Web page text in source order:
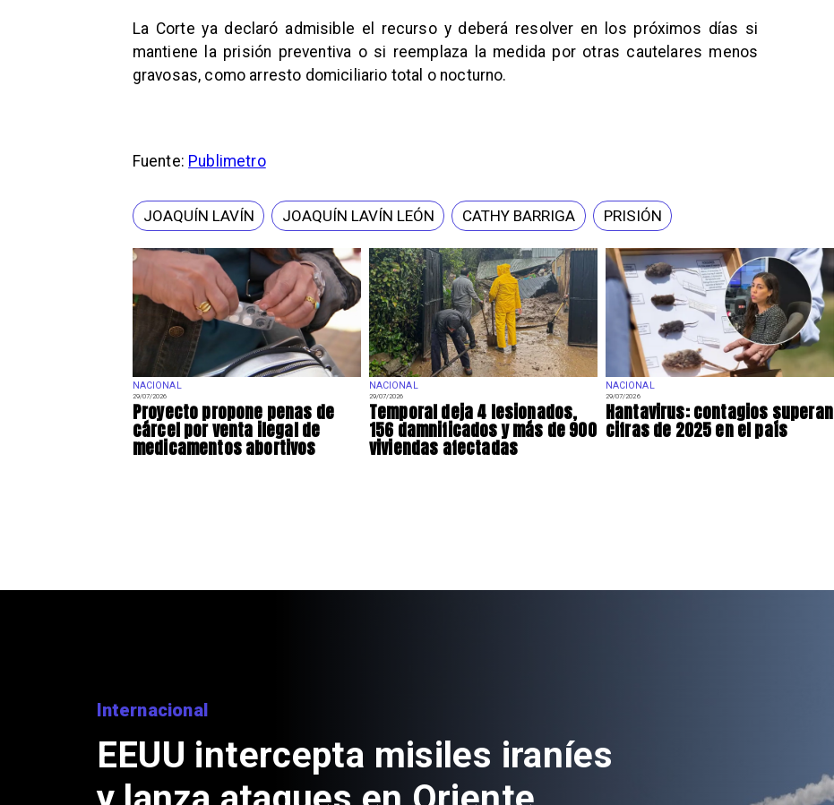
NACIONAL
29/07/2026
Proyecto propone penas de
cárcel por venta ilegal de
medicamentos abortivos
NACIONAL
29/07/2026
Temporal deja 4 lesionados,
156 damnificados y más de 900
viviendas afectadas
NACIONAL
29/07/2026
Hantavirus: contagios superan
cifras de 2025 en el país
La Corte ya declaró admisible el recurso y deberá resolver en los próximos días si
mantiene la prisión preventiva o si reemplaza la medida por otras cautelares menos
gravosas, como arresto domiciliario total o nocturno.
Fuente: Publimetro
JOAQUÍN LAVÍN JOAQUÍN LAVÍN LEÓN CATHY BARRIGA PRISIÓN
Internacional
EEUU intercepta misiles iraníes